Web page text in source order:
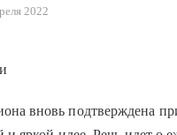
2022
вновь подтверждена